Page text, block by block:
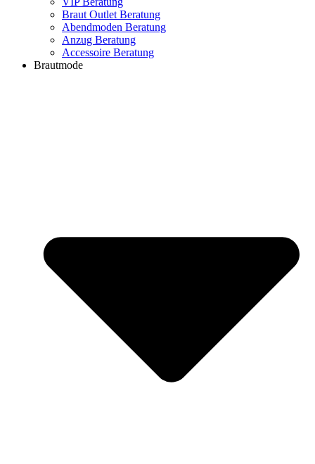
Braut Outlet Beratung
Abendmoden Beratung
Anzug Beratung
Accessoire Beratung
Brautmode